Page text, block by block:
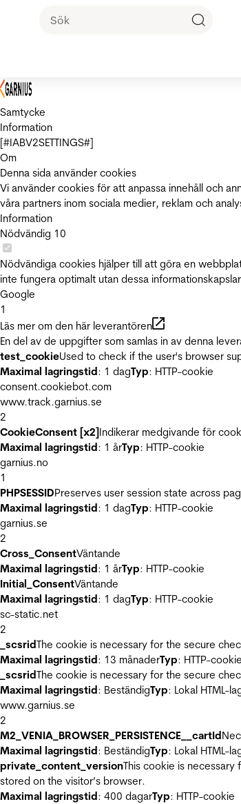
Samtycke
Information
[#IABV2SETTINGS#]
Om
Denna sida använder cookies
Vi använder cookies för att anpassa innehåll och
våra partners inom sociala medier, reklam och
Information
Nödvändig 10
Nödvändiga cookies hjälper till att göra en
inte fungera optimalt utan dessa
Google
1
Läs mer om den här leverantören
En del av de uppgifter som samlas in av denna
test_cookieUsed to check if the user's browser
Maximal lagringstid: 1 dagTyp: HTTP-cookie
consent.cookiebot.com
www.track.garnius.se
2
CookieConsent [x2]Indikerar medgivande för
Maximal lagringstid: 1 årTyp: HTTP-cookie
garnius.no
1
PHPSESSIDPreserves user session state across
Maximal lagringstid: 1 dagTyp: HTTP-cookie
garnius.se
2
Cross_ConsentVäntande
Maximal lagringstid: 1 årTyp: HTTP-cookie
Initial_ConsentVäntande
Maximal lagringstid: 1 dagTyp: HTTP-cookie
sc-static.net
2
_scsridThe cookie is necessary for the secure
Maximal lagringstid: 13 månaderTyp: HTTP-cookie
_scsridThe cookie is necessary for the secure
Maximal lagringstid: BeständigTyp: Lokal HTML-
www.garnius.se
2
M2_VENIA_BROWSER_PERSISTENCE__cartId
Maximal lagringstid: BeständigTyp: Lokal HTML-
private_content_versionThis cookie is
stored on the visitor’s browser.
Maximal lagringstid: 400 dagarTyp: HTTP-cookie